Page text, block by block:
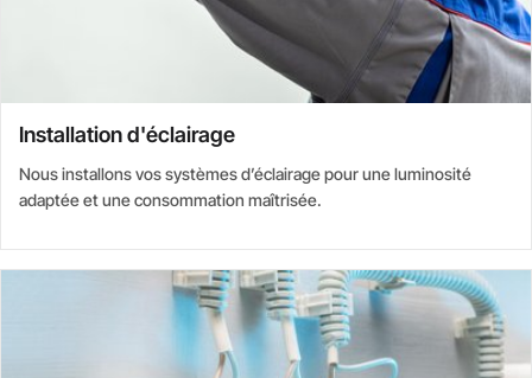
Installation d'éclairage
Nous installons vos systèmes d’éclairage pour une luminosité
adaptée et une consommation maîtrisée.